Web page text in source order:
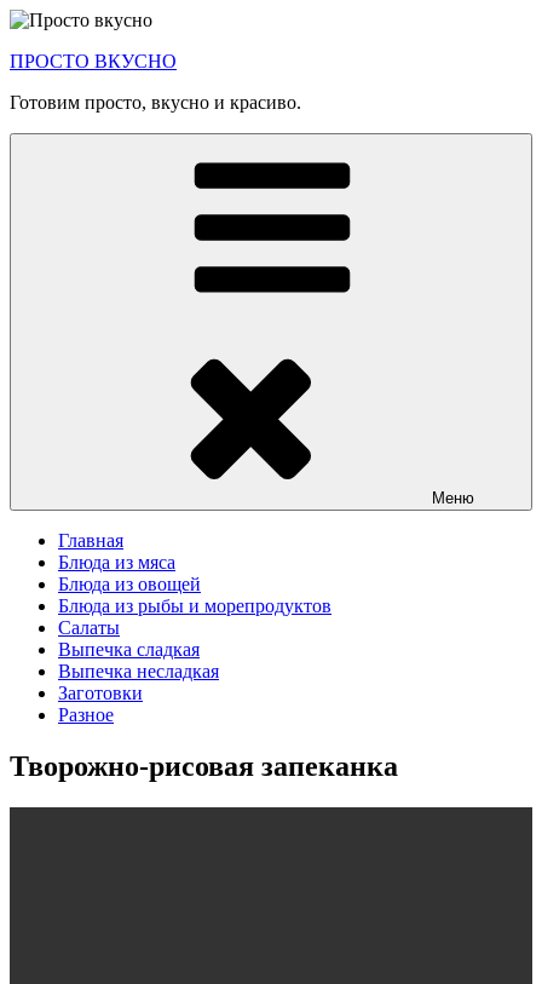
Перейти
содержимому
ПРОСТО ВКУСНО
Готовим просто, вкусно и красиво.
Меню
Главная
Блюда из мяса
Блюда из овощей
Блюда из рыбы и морепродуктов
Салаты
Выпечка сладкая
Выпечка несладкая
Заготовки
Разное
Творожно-рисовая запеканка